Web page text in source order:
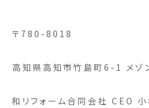
〒780-8018
高知県高知市竹島町6-1 メゾ
和リフォーム合同会社 CEO 小